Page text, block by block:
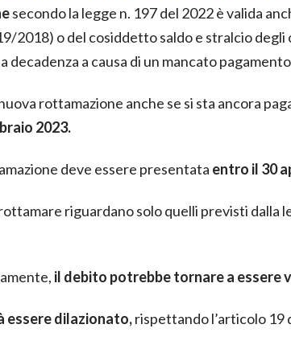
secondo la legge n. 197 del 2022 è valida
2018) o del cosiddetto saldo e stralcio
decadenza a causa di un mancato
rottamazione anche se si sta ancora
2023.
deve essere presentata entro il 30
riguardano solo quelli previsti dalla
il debito potrebbe tornare a essere
essere dilazionato,rispettando l’articolo 19